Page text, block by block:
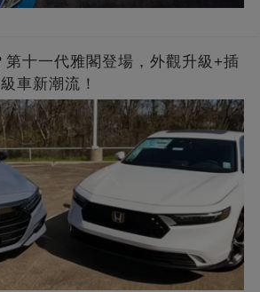
第十一代雅閣登場，外觀升級+插
車新潮流！